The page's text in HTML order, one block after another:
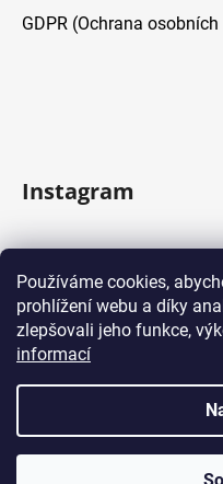
Používáme cookies,
prohlížení webu a díky
zlepšovali jeho funkce,
informací
GDPR (Ochrana
Instagram
Facebook